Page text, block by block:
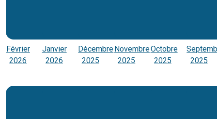
Février
2026
Janvier
2026
Décembre
2025
Novembre
2025
Octobre
2025
2025